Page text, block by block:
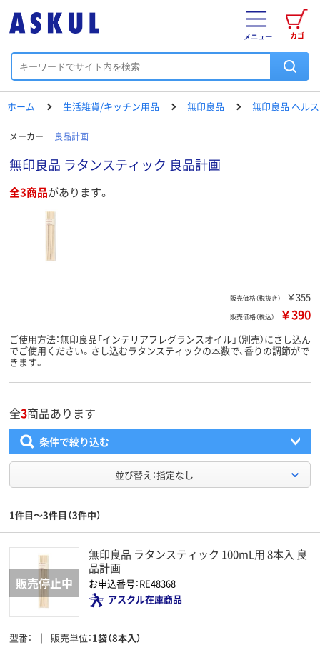
カゴ
メニュー
ホーム 生活雑貨/キッチン用品 無印良品 無印良品 ヘル
メーカー 良品計画
無印良品 ラタンスティック 良品計画
全3商品があります。
販売価格（税抜き） ￥355
販売価格（税込） ￥390
ご使用方法：無印良品「インテリアフレグランスオイル」（別売）にさし込ん
でご使用ください。さし込むラタンスティックの本数で、香りの調節がで
きます。
全3商品あります
条件で絞り込む
並び替え：指定なし
1件目～3件目（3件中）
無印良品 ラタンスティック 100mL用 8本入 良
品計画
お申込番号：RE48368
アスクル在庫商品
型番 販売単位 1袋（8本入）